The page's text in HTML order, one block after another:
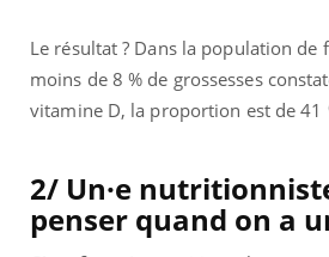
Le résultat ? Dans la population
moins de 8 % de grossesses
vitamine D, la proportion est de 41
2/ Un·e
penser quand on a